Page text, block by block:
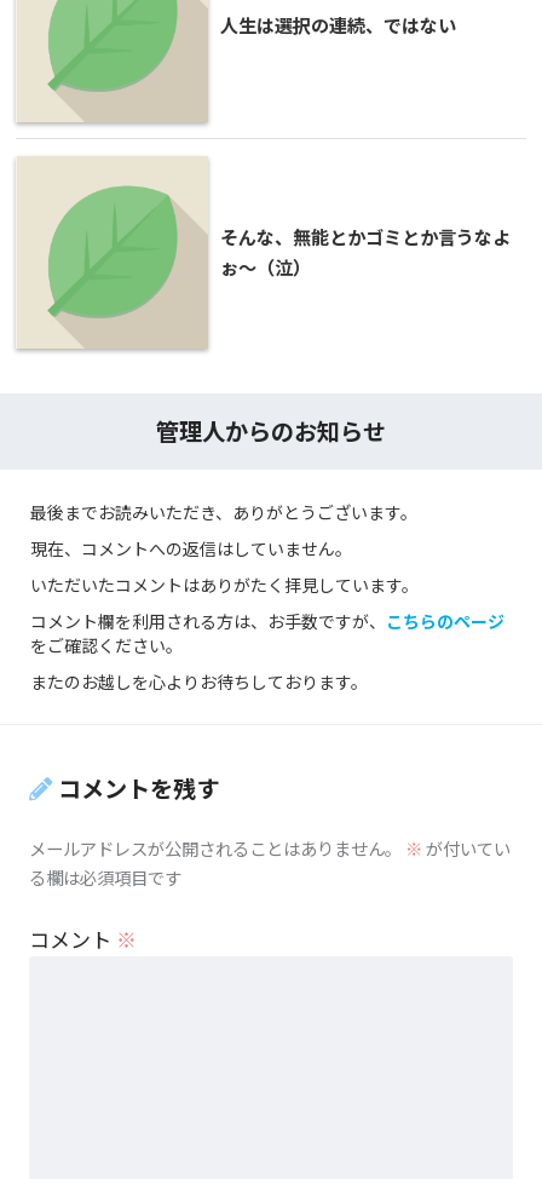
人生は選択の連続、ではない
そんな、無能とかゴミとか言うなよ
ぉ～（泣）
管理人からのお知らせ
最後までお読みいただき、ありがとうございます。
現在、コメントへの返信はしていません。
いただいたコメントはありがたく拝見しています。
コメント欄を利用される方は、お手数ですが、 こちらのページ
をご確認ください。
またのお越しを心よりお待ちしております。
コメントを残す
メールアドレスが公開されることはありません。 ※が付いてい
る欄は必須項目です
コメント ※